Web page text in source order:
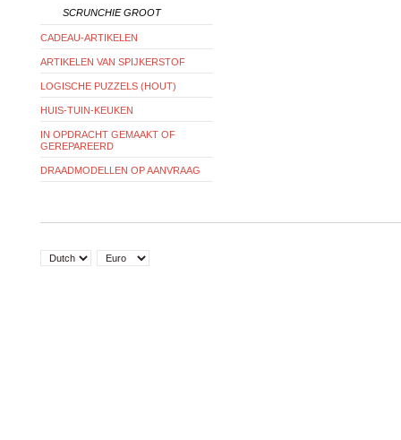
SCRUNCHIE GROOT
CADEAU-ARTIKELEN
ARTIKELEN VAN SPIJKERSTOF
LOGISCHE PUZZELS (HOUT)
HUIS-TUIN-KEUKEN
IN OPDRACHT GEMAAKT OF
GEREPAREERD
DRAADMODELLEN OP AANVRAAG